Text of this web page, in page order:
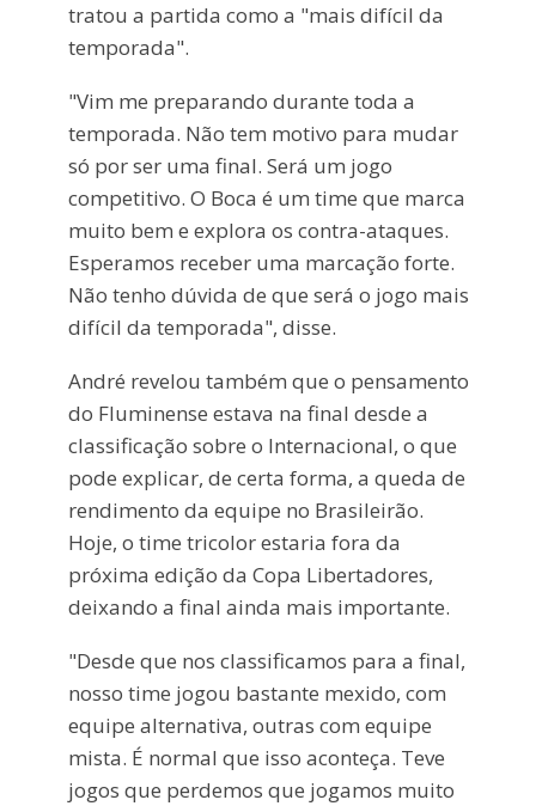
tratou a partida como a "mais difícil da
temporada".
"Vim me preparando durante toda a
temporada. Não tem motivo para mudar
só por ser uma final. Será um jogo
competitivo. O Boca é um time que marca
muito bem e explora os contra-ataques.
Esperamos receber uma marcação forte.
Não tenho dúvida de que será o jogo mais
difícil da temporada", disse.
André revelou também que o pensamento
do Fluminense estava na final desde a
classificação sobre o Internacional, o que
pode explicar, de certa forma, a queda de
rendimento da equipe no Brasileirão.
Hoje, o time tricolor estaria fora da
próxima edição da Copa Libertadores,
deixando a final ainda mais importante.
"Desde que nos classificamos para a final,
nosso time jogou bastante mexido, com
equipe alternativa, outras com equipe
mista. É normal que isso aconteça. Teve
jogos que perdemos que jogamos muito